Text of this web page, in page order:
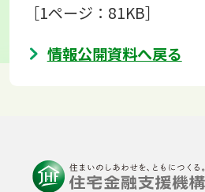
［1ページ：81KB］
情報公開資料へ戻る